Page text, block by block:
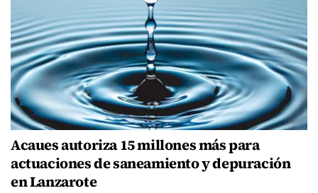
Acaues autoriza 15 millones más para
actuaciones de saneamiento y depuración
en Lanzarote